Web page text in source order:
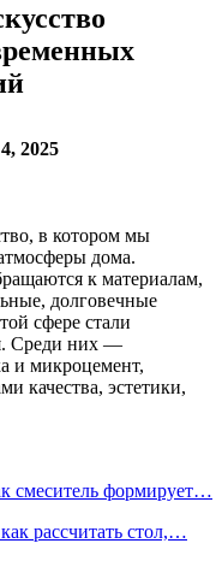
2025
в котором мы
дома.
к материалам,
долговечные
сфере стали
Среди них —
и микроцемент,
качества, эстетики,
смеситель формирует…
рассчитать стол,…